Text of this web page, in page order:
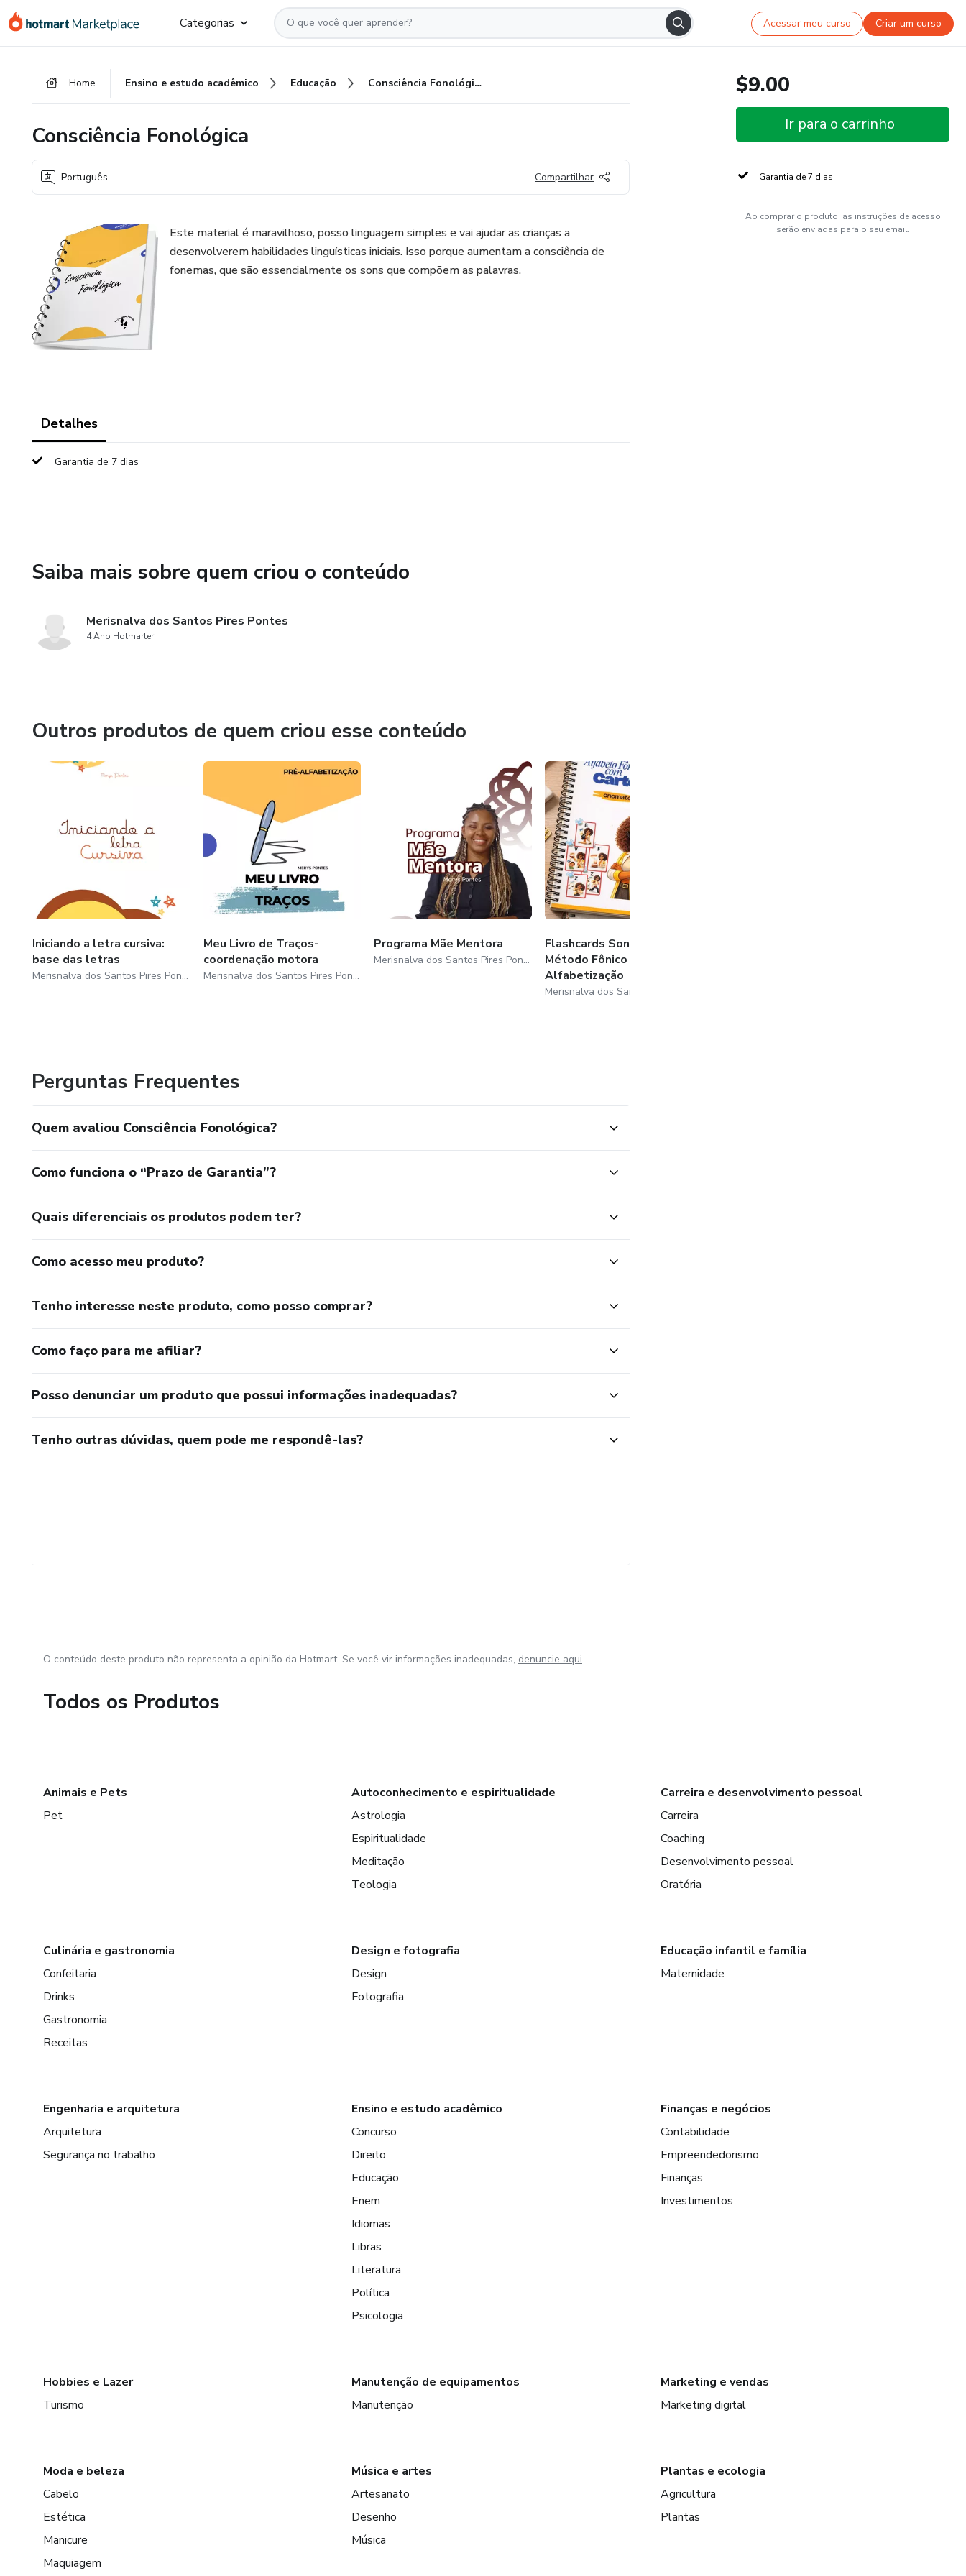
para
para
para
Categorias Acessar meu curso Criar um curso
Home Ensino e estudo acadêmico Educação Consciência Fonológica
Consciência Fonológica
Português Compartilhar
Este material é maravilhoso, posso linguagem simples e vai ajudar as crianças a
desenvolverem habilidades linguísticas iniciais. Isso porque aumentam a consciência de
fonemas, que são essencialmente os sons que compõem as palavras.
Detalhes
Garantia de 7 dias
Saiba mais sobre quem criou o conteúdo
Merisnalva dos Santos Pires Pontes
4 Ano Hotmarter
Outros produtos de quem criou esse conteúdo
Iniciando a letra cursiva:
base das letras
Merisnalva dos Santos Pires Pontes
Meu Livro de Traços-
coordenação motora
Merisnalva dos Santos Pires Pontes
Programa Mãe Mentora
Merisnalva dos Santos Pires Pontes
Flashcards Sonoros-
Método Fônico de
Alfabetização
Perguntas Frequentes
Quem avaliou Consciência Fonológica?
Como funciona o “Prazo de Garantia”?
Quais diferenciais os produtos podem ter?
Como acesso meu produto?
Tenho interesse neste produto, como posso comprar?
Como faço para me afiliar?
Posso denunciar um produto que possui informações inadequadas?
Tenho outras dúvidas, quem pode me respondê-las?
$9.00
Ir para o carrinho
Garantia de 7 dias
Ao comprar o produto, as instruções de acesso
serão enviadas para o seu email.
O conteúdo deste produto não representa a opinião da Hotmart. Se você vir informações inadequadas, denuncie aqui
Todos os Produtos
Animais e Pets
Pet
Autoconhecimento e espiritualidade
Astrologia
Espiritualidade
Meditação
Teologia
Carreira e desenvolvimento pessoal
Carreira
Coaching
Desenvolvimento pessoal
Oratória
Culinária e gastronomia
Confeitaria
Drinks
Gastronomia
Receitas
Design e fotografia
Design
Fotografia
Educação infantil e família
Maternidade
Engenharia e arquitetura
Arquitetura
Segurança no trabalho
Ensino e estudo acadêmico
Concurso
Direito
Educação
Enem
Idiomas
Libras
Literatura
Política
Psicologia
Finanças e negócios
Contabilidade
Empreendedorismo
Finanças
Investimentos
Hobbies e Lazer
Turismo
Manutenção de equipamentos
Manutenção
Marketing e vendas
Marketing digital
Moda e beleza
Cabelo
Estética
Manicure
Maquiagem
Música e artes
Artesanato
Desenho
Música
Plantas e ecologia
Agricultura
Plantas